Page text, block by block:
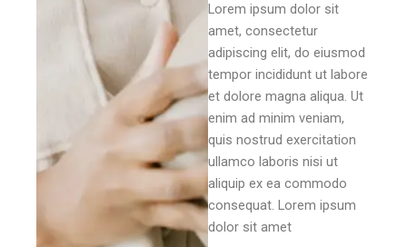
Lorem ipsum dolor sit
amet, consectetur
adipiscing elit, do eiusmod
tempor incididunt ut labore
et dolore magna aliqua. Ut
enim ad minim veniam,
quis nostrud exercitation
ullamco laboris nisi ut
aliquip ex ea commodo
consequat. Lorem ipsum
dolor sit amet